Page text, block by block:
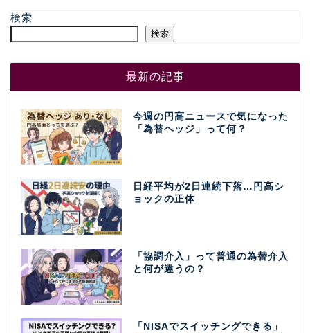
検索
検索
最新の記事
今週の円高ニュースで気になった
「為替ヘッジ」って何？
日経平均が2日連続下落…円高シ
ョックの正体
「協調介入」って普通の為替介入
と何が違うの？
「NISAでスイッチングできる」